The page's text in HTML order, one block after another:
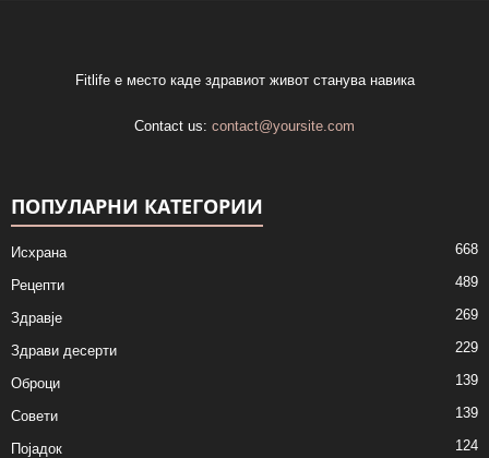
Fitlife е место каде здравиот живот станува навика
Contact us: contact@yoursite.com
ПОПУЛАРНИ КАТЕГОРИИ
Исхрана 668
Рецепти 489
Здравје 269
Здрави десерти 229
Оброци 139
Совети 139
Појадок 124